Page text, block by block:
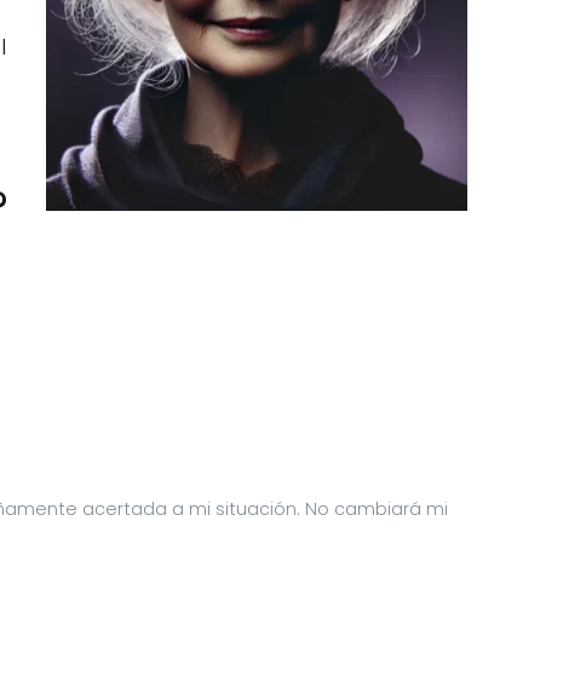
acertada a mi situación. No cambiará mi